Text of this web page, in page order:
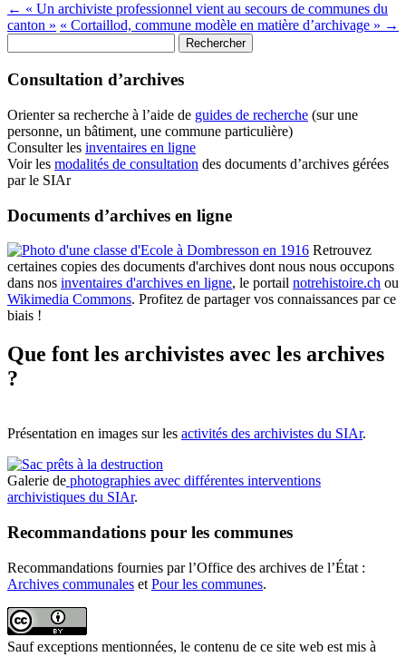
← « Un archiviste professionnel vient au secours de communes du
canton » « Cortaillod, commune modèle en matière d’archivage » →
Consultation d’archives
Orienter sa recherche à l’aide de guides de recherche (sur une
personne, un bâtiment, une commune particulière)
Consulter les inventaires en ligne
Voir les modalités de consultation des documents d’archives gérées
par le SIAr
Documents d’archives en ligne
Retrouvez
certaines copies des documents d'archives dont nous nous occupons
dans nos inventaires d'archives en ligne, le portail notrehistoire.ch ou
Wikimedia Commons. Profitez de partager vos connaissances par ce
biais !
Que font les archivistes avec les archives
?
Présentation en images sur les activités des archivistes du SIAr.
Galerie de photographies avec différentes interventions
archivistiques du SIAr.
Recommandations pour les communes
Recommandations fournies par l’Office des archives de l’État :
Archives communales et Pour les communes.
Sauf exceptions mentionnées, le contenu de ce site web est mis à